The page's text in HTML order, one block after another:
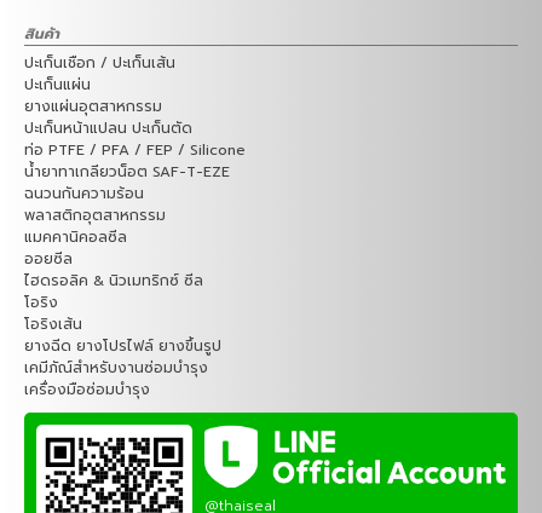
สินค้า
ปะเก็นเชือก / ปะเก็นเส้น
ปะเก็นแผ่น
ยางแผ่นอุตสาหกรรม
ปะเก็นหน้าแปลน ปะเก็นตัด
ท่อ PTFE / PFA / FEP / Silicone
น้ำยาทาเกลียวน็อต SAF-T-EZE
ฉนวนกันความร้อน
พลาสติกอุตสาหกรรม
แมคคานิคอลซีล
ออยซีล
ไฮดรอลิค & นิวเมทริกซ์ ซีล
โอริง
โอริงเส้น
ยางฉีด ยางโปรไฟล์ ยางขึ้นรูป
เคมีภัณ์สำหรับงานซ่อมบำรุง
เครื่องมือซ่อมบำรุง
@thaiseal